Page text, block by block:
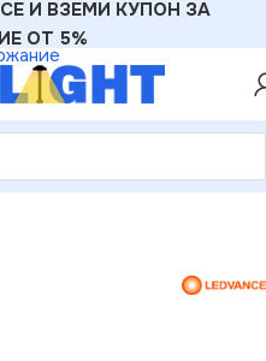
И ВЗЕМИ КУПОН ЗА
ОТ 5%
DIM CLA FIL 75 9W/827 E27